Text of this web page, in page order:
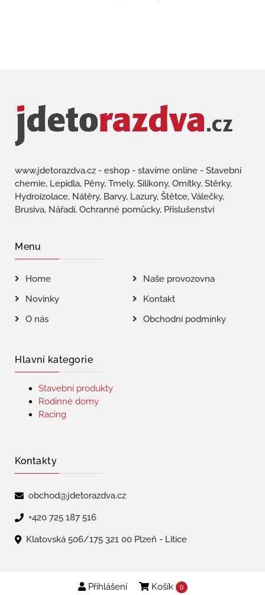
Přihlášení Košík 0
www.jdetorazdva.cz - eshop - stavíme online - Stavební
chemie, Lepidla, Pěny, Tmely, Silikony, Omítky, Stěrky,
Hydroizolace, Nátěry, Barvy, Lazury, Štětce, Válečky,
Brusiva, Nářadí, Ochranné pomůcky, Příslušenství
Menu
Home
Naše provozovna
Novinky
Kontakt
O nás
Obchodní podmínky
Hlavní kategorie
Stavební produkty
Rodinné domy
Racing
Kontakty
obchod@jdetorazdva.cz
+420 725 187 516
Klatovská 506/175 321 00 Plzeň - Litice
Copyright © 2026 | jdetorazdva